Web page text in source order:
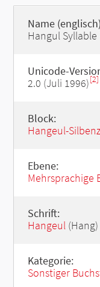
Name
Hangul Syllable
Unicode-
2.0 (Juli 1996)[2]
Block:
Hangeul-
Ebene:
Mehrsprachige
Schrift:
Hangeul(Hang)
Kategorie:
Sonstiger